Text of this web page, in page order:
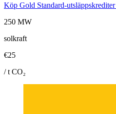
Köp Gold Standard-utsläppskrediter
250 MW
solkraft
€25
/ t CO₂